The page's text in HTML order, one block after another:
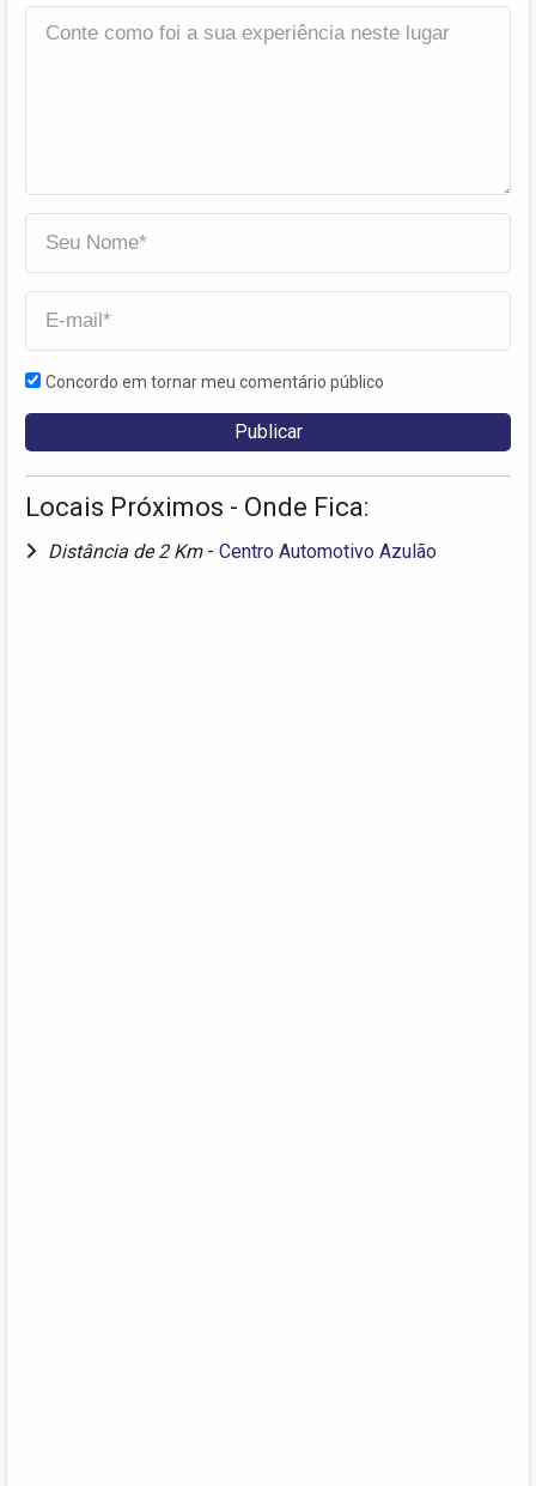
Concordo em tornar meu comentário público
Locais Próximos - Onde Fica:
Distância de 2 Km - Centro Automotivo Azulão